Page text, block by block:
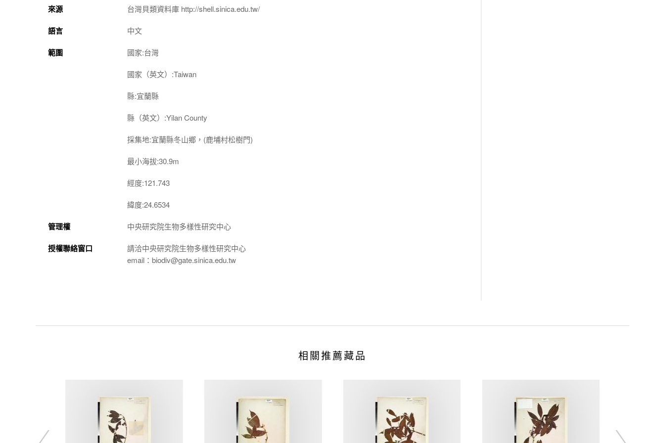
來源 台灣貝類資料庫 http://shell.sinica.edu.tw/
語言 中文
範圍 國家:台灣
國家（英文）:Taiwan
縣:宜蘭縣
縣（英文）:Yilan County
採集地:宜蘭縣冬山鄉，(鹿埔村松樹門)
最小海拔:30.9m
經度:121.743
緯度:24.6534
管理權 中央研究院生物多樣性研究中心
授權聯絡窗口
請洽中央研究院生物多樣性研究中心
email：biodiv@gate.sinica.edu.tw
相關推薦藏品